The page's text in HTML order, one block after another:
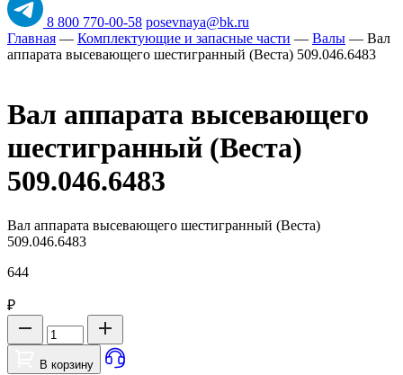
8 800 770-00-58 posevnaya@bk.ru
Главная — Комплектующие и запасные части — Валы — Вал
аппарата высевающего шестигранный (Веста) 509.046.6483
Вал аппарата высевающего
шестигранный (Веста)
509.046.6483
Вал аппарата высевающего шестигранный (Веста)
509.046.6483
644
₽
В корзину